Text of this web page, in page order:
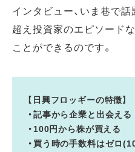
インタビュー、いま巷で
超え投資家のエピソード
ことができるのです。
【日興フロッギーの特徴】
・記事から企業と出会える
・100円から株が買える
・買う時の手数料はゼロ